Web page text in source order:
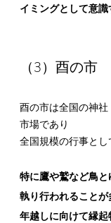
イミングとして意識
（3）酉の市
酉の市は全国の神
市場であり
全国規模の行事とし
特に鷹や鷲など鳥
執り行われることが
年越しに向けて縁